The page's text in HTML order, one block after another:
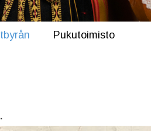
Pukutoimisto